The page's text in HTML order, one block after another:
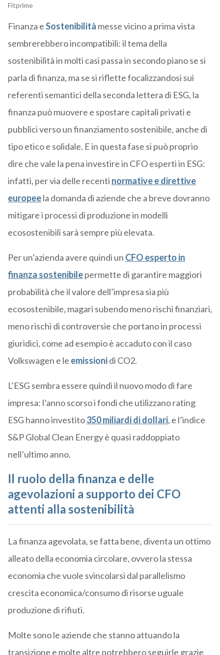
Fitprime
Finanza eSostenibilità messe vicino a prima vista
sembrerebbero incompatibili: il tema della
sostenibilità in molti casi passa in secondo piano se si
parla di finanza, ma se si riflette focalizzandosi sui
referenti semantici della seconda lettera di ESG, la
finanza può muovere e spostare capitali privati e
pubblici verso un finanziamento sostenibile, anche di
tipo etico e solidale. E in questa fase si può proprio
dire che vale la pena investire in CFO esperti in ESG:
infatti, per via delle recenti normative e direttive
europeela domanda di aziende che a breve dovranno
mitigare i processi di produzione in modelli
ecosostenibili sarà sempre più elevata.
Per un’azienda avere quindi un CFO esperto in
finanza sostenibilepermette di garantire maggiori
probabilità che il valore dell’impresa sia più
ecosostenibile, magari subendo meno rischi finanziari,
meno rischi di controversie che portano in processi
giuridici, come ad esempio è accaduto con il caso
Volkswagen e le emissionidi CO2.
L’ESG sembra essere quindi il nuovo modo di fare
impresa: l’anno scorso i fondi che utilizzano rating
ESG hanno investito350 miliardi di dollari, e l’indice
S&P Global Clean Energy è quasi raddoppiato
nell’ultimo anno.
Il ruolo della finanza e delle
agevolazioni a supporto dei CFO
attenti alla sostenibilità
La finanza agevolata, se fatta bene, diventa un ottimo
alleato della economia circolare, ovvero la stessa
economia che vuole svincolarsi dal parallelismo
crescita economica/consumo di risorse uguale
produzione di rifiuti.
Molte sono le aziende che stanno attuando la
transizione e molte altre potrebbero seguirle grazie